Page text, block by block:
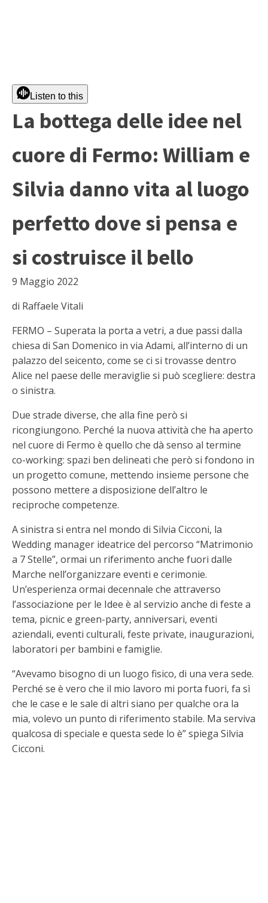
Listen to this
La bottega delle idee nel
cuore di Fermo: William e
Silvia danno vita al luogo
perfetto dove si pensa e
si costruisce il bello
9 Maggio 2022
di Raffaele Vitali
FERMO – Superata la porta a vetri, a due passi dalla
chiesa di San Domenico in via Adami, all’interno di un
palazzo del seicento, come se ci si trovasse dentro
Alice nel paese delle meraviglie si può scegliere: destra
o sinistra.
Due strade diverse, che alla fine però si
ricongiungono. Perché la nuova attività che ha aperto
nel cuore di Fermo è quello che dà senso al termine
co-working: spazi ben delineati che però si fondono in
un progetto comune, mettendo insieme persone che
possono mettere a disposizione dell’altro le
reciproche competenze.
A sinistra si entra nel mondo di Silvia Cicconi, la
Wedding manager ideatrice del percorso “Matrimonio
a 7 Stelle”, ormai un riferimento anche fuori dalle
Marche nell’organizzare eventi e cerimonie.
Un’esperienza ormai decennale che attraverso
l’associazione per le Idee è al servizio anche di feste a
tema, picnic e green-party, anniversari, eventi
aziendali, eventi culturali, feste private, inaugurazioni,
laboratori per bambini e famiglie.
“Avevamo bisogno di un luogo fisico, di una vera sede.
Perché se è vero che il mio lavoro mi porta fuori, fa sì
che le case e le sale di altri siano per qualche ora la
mia, volevo un punto di riferimento stabile. Ma serviva
qualcosa di speciale e questa sede lo è” spiega Silvia
Cicconi.